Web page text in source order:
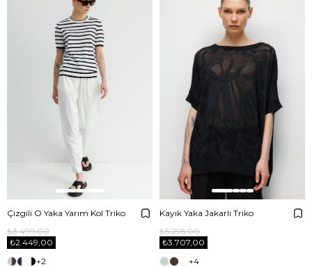
Çizgili O Yaka Yarım Kol Triko
₺2.449,00
₺3.499,00
+2
Kayık Yaka Jakarlı Triko
₺3.707,00
₺5.295,00
+4